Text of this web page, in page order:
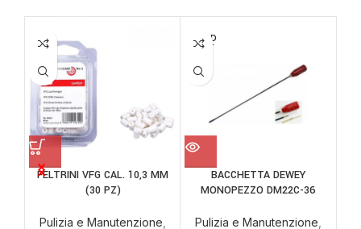
FELTRINI VFG CAL. 10,3 MM
(30 PZ)
Pulizia e Manutenzione
SOLD
OUT
BACCHETTA DEWEY
MONOPEZZO DM22C-36
Pulizia e Manutenzione